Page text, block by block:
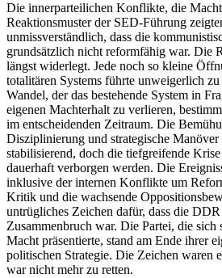
Die innerparteilichen Konflikte, die
Reaktionsmuster der SED-Führung
unmissverständlich, dass die
grundsätzlich nicht reformfähig war. Die
längst widerlegt. Jede noch so kleine
totalitären Systems führte unweigerlich
Wandel, der das bestehende System in
eigenen Machterhalt zu verlieren,
im entscheidenden Zeitraum. Die
Disziplinierung und strategische
stabilisierend, doch die tiefgreifende
dauerhaft verborgen werden. Die
inklusive der internen Konflikte um
Kritik und die wachsende
untrügliches Zeichen dafür, dass die
Zusammenbruch war. Die Partei, die sich
Macht präsentierte, stand am Ende ihrer
politischen Strategie. Die Zeichen waren
war nicht mehr zu retten.